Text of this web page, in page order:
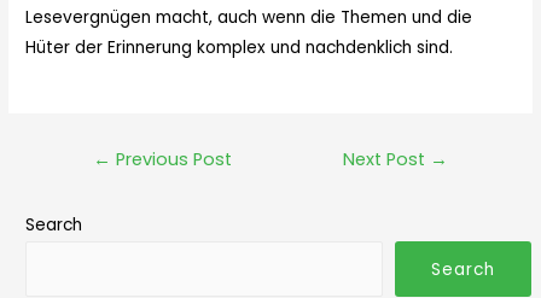
Lesevergnügen macht, auch wenn die Themen und die
Hüter der Erinnerung komplex und nachdenklich sind.
← Previous Post Next Post →
Search
Search